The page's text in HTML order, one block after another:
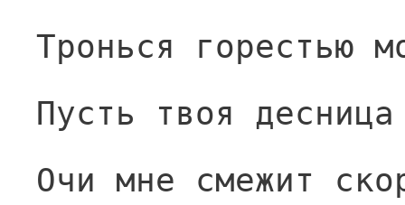
Тронься горестью
Пусть твоя
Очи мне смежит